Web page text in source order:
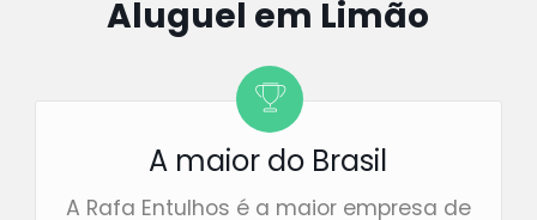
Aluguel em Limão
A maior do Brasil
A Rafa Entulhos é a maior empresa de